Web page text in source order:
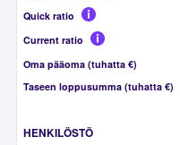
Quick ratio
Current ratio
Oma pääoma (tuhatta €)
Taseen loppusumma (tuhatta €)
HENKILÖSTÖ